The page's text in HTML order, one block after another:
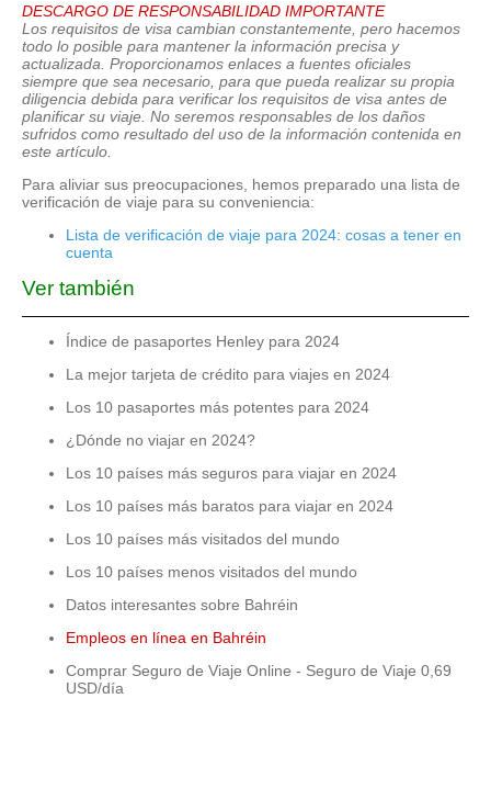
DESCARGO DE RESPONSABILIDAD IMPORTANTE
Los requisitos de visa cambian constantemente, pero hacemos
todo lo posible para mantener la información precisa y
actualizada. Proporcionamos enlaces a fuentes oficiales
siempre que sea necesario, para que pueda realizar su propia
diligencia debida para verificar los requisitos de visa antes de
planificar su viaje. No seremos responsables de los daños
sufridos como resultado del uso de la información contenida en
este artículo.
Para aliviar sus preocupaciones, hemos preparado una lista de
verificación de viaje para su conveniencia:
Lista de verificación de viaje para 2024: cosas a tener en
cuenta
Ver también
Índice de pasaportes Henley para 2024
La mejor tarjeta de crédito para viajes en 2024
Los 10 pasaportes más potentes para 2024
¿Dónde no viajar en 2024?
Los 10 países más seguros para viajar en 2024
Los 10 países más baratos para viajar en 2024
Los 10 países más visitados del mundo
Los 10 países menos visitados del mundo
Datos interesantes sobre Bahréin
Empleos en línea en Bahréin
Comprar Seguro de Viaje Online - Seguro de Viaje 0,69
USD/día